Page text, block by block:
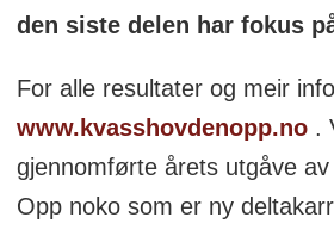
den siste delen har fokus
For alle resultater og meir
www.kvasshovdenopp.no.
gjennomførte årets utgåve
Opp noko som er ny